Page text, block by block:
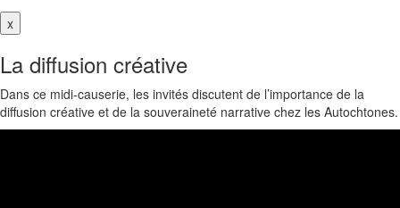
x
La diffusion créative
Dans ce midi-causerie, les invités discutent de l’importance de la
diffusion créative et de la souveraineté narrative chez les Autochtones.